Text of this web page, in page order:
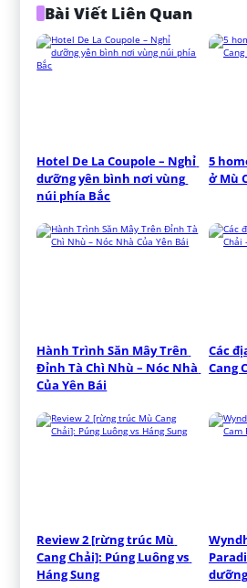
Bài Viết Liên Quan
Hotel De La Coupole – Nghỉ
dưỡng yên bình nơi vùng
núi phía Bắc
5
ở Mù
Hành Trình Săn Mây Trên
Đỉnh Tà Chì Nhù – Nóc Nhà
Của Yên Bái
Các
Cang
Review 2 [rừng trúc Mù
Cang Chải]: Púng Luông vs
Háng Sung